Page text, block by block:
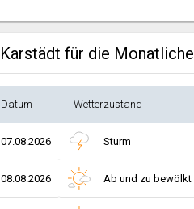
Karstädt für die
Datum Wetterzustand
07.08.2026 Sturm
08.08.2026 Ab und zu bewölkt